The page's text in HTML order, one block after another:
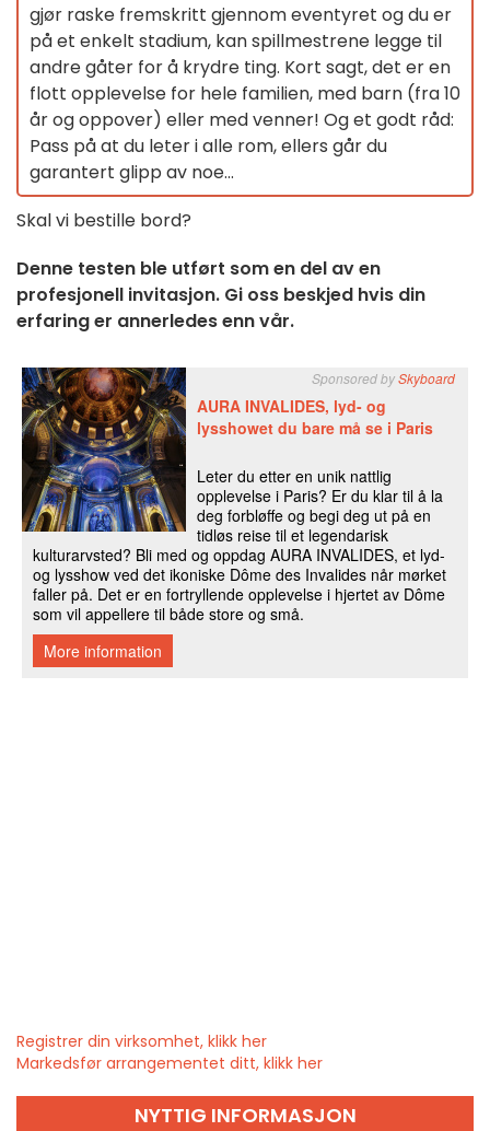
gjør raske fremskritt gjennom eventyret og du er
på et enkelt stadium, kan spillmestrene legge til
andre gåter for å krydre ting. Kort sagt, det er en
flott opplevelse for hele familien, med barn (fra 10
år og oppover) eller med venner! Og et godt råd:
Pass på at du leter i alle rom, ellers går du
garantert glipp av noe...
Skal vi bestille bord?
Denne testen ble utført som en del av en
profesjonell invitasjon. Gi oss beskjed hvis din
erfaring er annerledes enn vår.
Registrer din virksomhet, klikk her
Markedsfør arrangementet ditt, klikk her
NYTTIG INFORMASJON